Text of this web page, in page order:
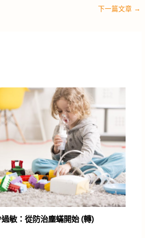
下一篇文章 →
敏：從防治塵蟎開始 (轉)